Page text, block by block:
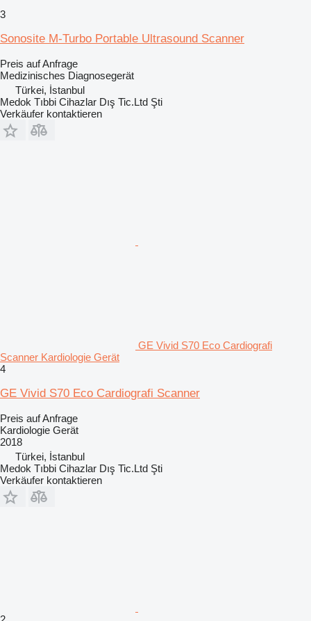
3
Sonosite M-Turbo Portable Ultrasound Scanner
Preis auf Anfrage
Medizinisches Diagnosegerät
Türkei, İstanbul
Medok Tıbbi Cihazlar Dış Tic.Ltd Şti
Verkäufer kontaktieren
GE Vivid S70 Eco Cardiografi
Scanner Kardiologie Gerät
4
GE Vivid S70 Eco Cardiografi Scanner
Preis auf Anfrage
Kardiologie Gerät
2018
Türkei, İstanbul
Medok Tıbbi Cihazlar Dış Tic.Ltd Şti
Verkäufer kontaktieren